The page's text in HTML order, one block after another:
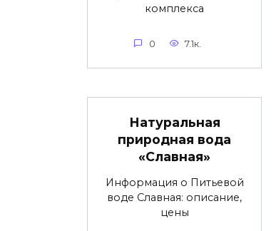
комплекса
0 7.1к.
Натуральная
природная вода
«Славная»
Информация о Питьевой
воде Славная: описание,
цены